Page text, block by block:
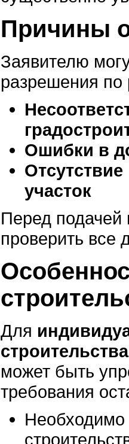
Причины
Заявителю
разрешения по
Ошибки в
участок
Перед подачей
проверить все
Для
может быть
требования
Необходимо